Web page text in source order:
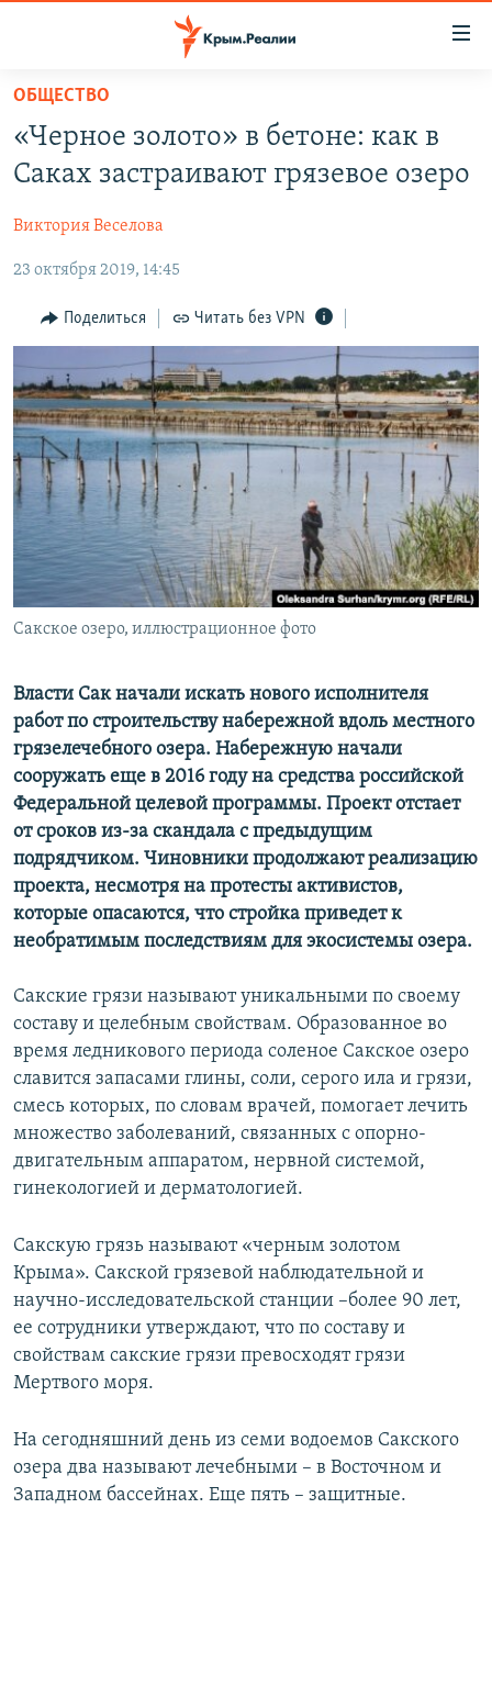
Вернуться
основному
содержанию
навигации
Вернутся
поиску
СПЕЦПРОЕКТЫ
КАРТА ВОЕННЫХ ОБЪЕКТОВ КРЫМА
11 ЛЕТ ОККУПАЦИИ КРЫМА. 11 ИСТОРИЙ СОПРОТИВЛЕНИЯ
ИСТОРИЯ
ЕЩЕ
ИНТЕРАКТИВ
ТЕЛЕПРОЕКТ КРЫМ.РЕАЛИИ
СОВЕТЫ ПРАВОЗАЩИТНИКОВ
ПРОПАВШИЕ БЕЗ ВЕСТИ
ПОБЕДИТЕЛЕЙ НЕ СУДЯТ?
КРЫМ.НЕПОКОРЕННЫЙ
УКРАИНСКАЯ ПРОБЛЕМА КРЫМА
РАДІО СВОБОДА
Українською
Qırımtatar
ПРИСОЕДИНЯЙТЕСЬ!
ОБЩЕСТВО
«Черное золото» в бетоне: как в
Саках застраивают грязевое озеро
Виктория Веселова
23 октября 2019, 14:45
Поделиться Читать без VPN
Сакское озеро, иллюстрационное фото
Власти Сак начали искать нового исполнителя
работ по строительству набережной вдоль местного
грязелечебного озера. Набережную начали
сооружать еще в 2016 году на средства российской
Федеральной целевой программы. Проект отстает
от сроков из-за скандала с предыдущим
подрядчиком. Чиновники продолжают реализацию
проекта, несмотря на протесты активистов,
которые опасаются, что стройка приведет к
необратимым последствиям для экосистемы озера.
Сакские грязи называют уникальными по своему
составу и целебным свойствам. Образованное во
время ледникового периода соленое Сакское озеро
славится запасами глины, соли, серого ила и грязи,
смесь которых, по словам врачей, помогает лечить
множество заболеваний, связанных с опорно-
двигательным аппаратом, нервной системой,
гинекологией и дерматологией.
Сакскую грязь называют «черным золотом
Крыма». Сакской грязевой наблюдательной и
научно-исследовательской станции –более 90 лет,
ее сотрудники утверждают, что по составу и
свойствам сакские грязи превосходят грязи
Мертвого моря.
На сегодняшний день из семи водоемов Сакского
озера два называют лечебными – в Восточном и
Западном бассейнах. Еще пять – защитные.